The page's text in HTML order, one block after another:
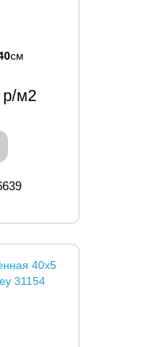
см
р/м2
40x5
31154